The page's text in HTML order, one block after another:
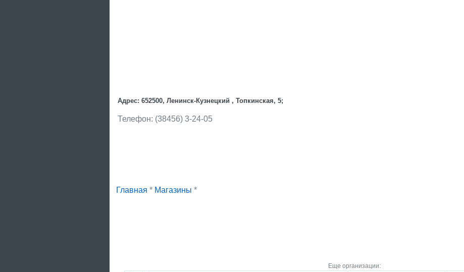
Адрес: 652500, Ленинск-Кузнецкий , Топкинская, 5;
Телефон: (38456) 3-24-05
Главная * Магазины *
Еще организации: